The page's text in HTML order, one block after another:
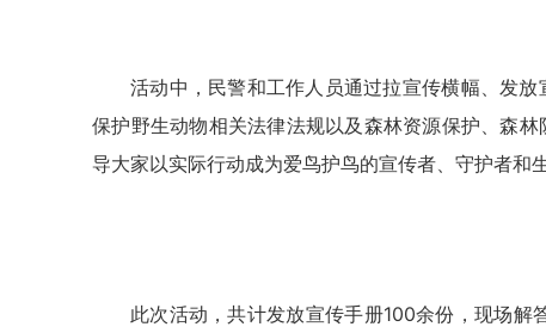
活动中，民警和工作人员通过拉宣传横幅、发
保护野生动物相关法律法规以及森林资源保护、森
导大家以实际行动成为爱鸟护鸟的宣传者、守护者和
此次活动，共计发放宣传手册100余份，现场